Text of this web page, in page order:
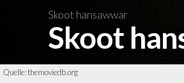
Skoot hansawwar
Skoot
Quelle:themoviedb.org